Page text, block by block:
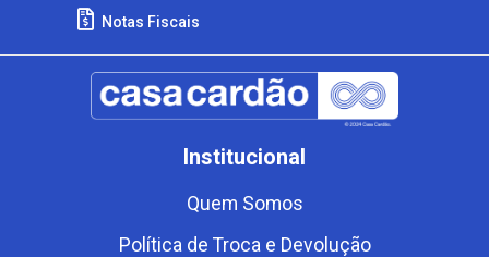
Notas Fiscais
Institucional
Quem Somos
Política de Troca e Devolução